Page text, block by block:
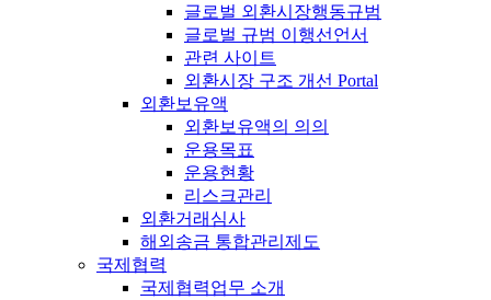
글로벌 외환시장행동규범
글로벌 규범 이행선언서
관련 사이트
외환시장 구조 개선 Portal
외환보유액
외환보유액의 의의
운용목표
운용현황
리스크관리
외환거래심사
해외송금 통합관리제도
국제협력
국제협력업무 소개